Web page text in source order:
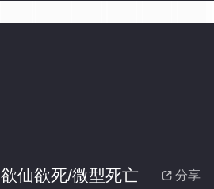
 分享
欲仙欲死/微型死亡